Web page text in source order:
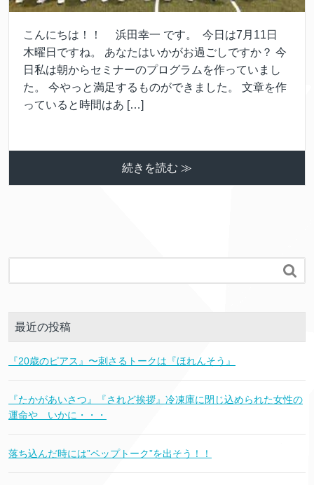
こんにちは！！ 浜田幸一 です。 今日は7月11日
木曜日ですね。 あなたはいかがお過ごしですか？ 今
日私は朝からセミナーのプログラムを作っていまし
た。 今やっと満足するものができました。 文章を作
っていると時間はあ […]
続きを読む ≫

最近の投稿
『20歳のピアス』〜刺さるトークは『ほれんそう』
『たかがあいさつ』『されど挨拶』冷凍庫に閉じ込められた女性の
運命や いかに・・・
落ち込んだ時には”ペップトーク”を出そう！！